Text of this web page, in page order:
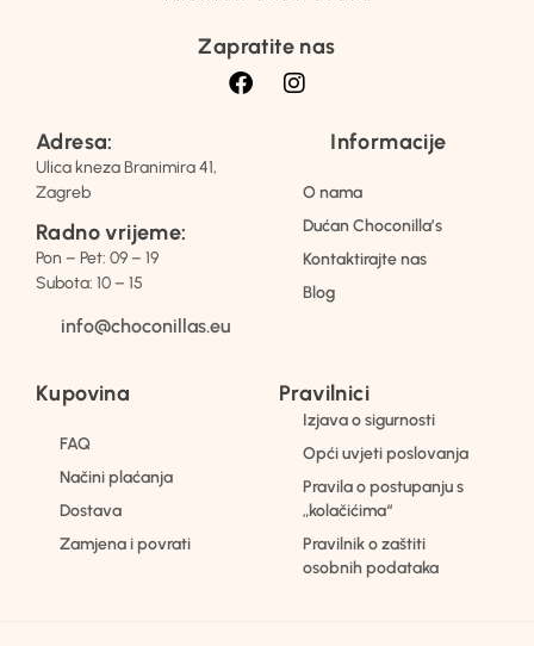
Zapratite nas
Adresa:
Ulica kneza Branimira 41,
Zagreb
Radno vrijeme:
Pon – Pet: 09 – 19
Subota: 10 – 15
info@choconillas.eu
Informacije
O nama
Dućan Choconilla’s
Kontaktirajte nas
Blog
Kupovina
FAQ
Načini plaćanja
Dostava
Zamjena i povrati
Pravilnici
Izjava o sigurnosti
Opći uvjeti poslovanja
Pravila o postupanju s
„kolačićima“
Pravilnik o zaštiti
osobnih podataka